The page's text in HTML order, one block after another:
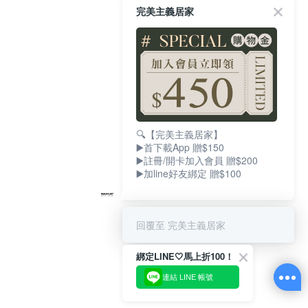
完美主義居家
🔍【完美主義居家】
▶️首下載App 贈$150
▶️註冊/開卡加入會員 贈$200
▶️加line好友綁定 贈$100
回覆至 完美主義居家
綁定LINE🤍馬上折100！
連結 LINE 帳號